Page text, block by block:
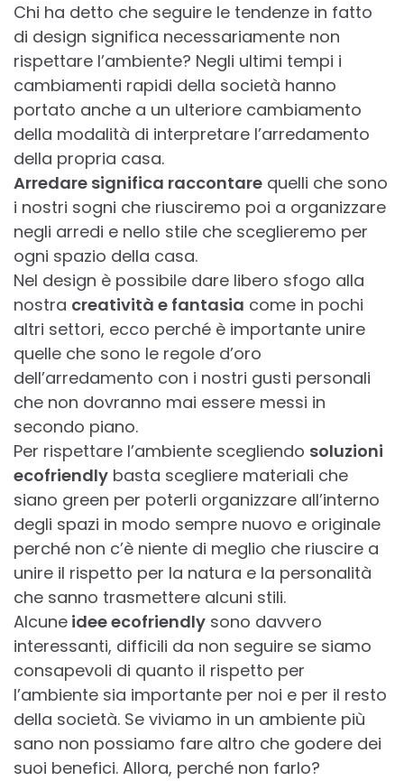
Chi ha detto che seguire le tendenze in fatto
di design significa necessariamente non
rispettare l’ambiente? Negli ultimi tempi i
cambiamenti rapidi della società hanno
portato anche a un ulteriore cambiamento
della modalità di interpretare l’arredamento
della propria casa.
Arredare significa raccontare quelli che sono
i nostri sogni che riusciremo poi a organizzare
negli arredi e nello stile che sceglieremo per
ogni spazio della casa.
Nel design è possibile dare libero sfogo alla
nostra creatività e fantasia come in pochi
altri settori, ecco perché è importante unire
quelle che sono le regole d’oro
dell’arredamento con i nostri gusti personali
che non dovranno mai essere messi in
secondo piano.
Per rispettare l’ambiente scegliendo soluzioni
ecofriendly basta scegliere materiali che
siano green per poterli organizzare all’interno
degli spazi in modo sempre nuovo e originale
perché non c’è niente di meglio che riuscire a
unire il rispetto per la natura e la personalità
che sanno trasmettere alcuni stili.
Alcune idee ecofriendly sono davvero
interessanti, difficili da non seguire se siamo
consapevoli di quanto il rispetto per
l’ambiente sia importante per noi e per il resto
della società. Se viviamo in un ambiente più
sano non possiamo fare altro che godere dei
suoi benefici. Allora, perché non farlo?